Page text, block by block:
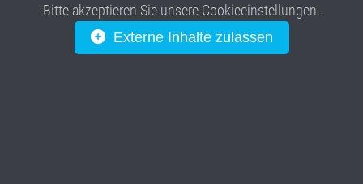
Bitte akzeptieren Sie unsere Cookieeinstellungen.
Externe Inhalte zulassen